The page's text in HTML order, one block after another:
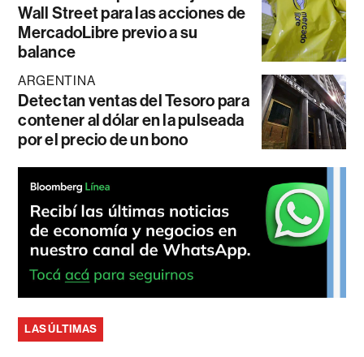
Wall Street para las acciones de
MercadoLibre previo a su
balance
ARGENTINA
Detectan ventas del Tesoro para
contener al dólar en la pulseada
por el precio de un bono
LAS ÚLTIMAS